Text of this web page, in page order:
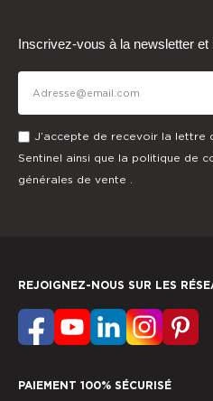
Inscrivez-vous à la newsletter et
J’accepte de recevoir la lettre
Sentinel ainsi que la politique de
générales de vente .
REJOIGNEZ-NOUS SUR LES
PAIEMENT 100% SÉCURISÉ